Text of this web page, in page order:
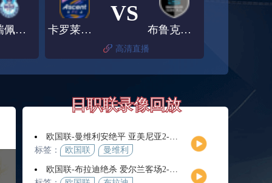
普瑞佩查斯 卡罗莱纳攀登女足
VS
布鲁克林城女足
高清直播
日职联录像回放
欧国联-曼维利安绝平 亚美尼亚2-2法罗群岛
标签：
欧国联
曼维利
欧国联-布拉迪绝杀 爱尔兰客场2-1逆转芬兰